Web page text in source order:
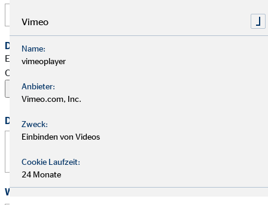
Dein Begleitschreiben
Erlaubte Formate: PDF, Word, ZIP, OpenOffice,
OpenDocument, JPG, PNG, BMP | Maximal 20 MB
Deine Nachricht
Wie hast Du von uns erfahren?
Vimeo
Name:
vimeoplayer
Anbieter:
Vimeo.com, Inc.
Zweck:
Einbinden von Videos
Cookie Laufzeit:
24 Monate